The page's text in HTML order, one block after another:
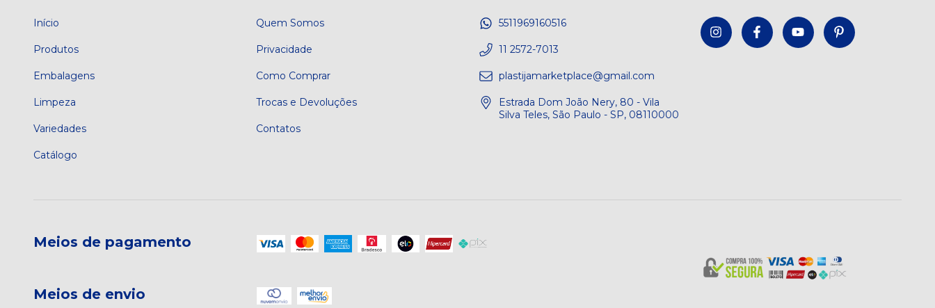
Início
Produtos
Embalagens
Limpeza
Variedades
Catálogo
Quem Somos
Privacidade
Como Comprar
Trocas e Devoluções
Contatos
5511969160516
11 2572-7013
plastijamarketplace@gmail.com
Estrada Dom João Nery, 80 - Vila
Silva Teles, São Paulo - SP, 08110000
Meios de pagamento
Meios de envio